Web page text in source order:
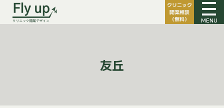
クリニック
開業相談
（無料）
MENU
友丘